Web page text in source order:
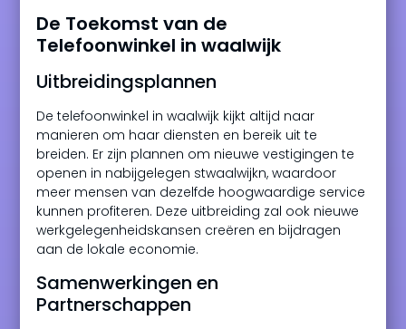
De Toekomst van de
Telefoonwinkel in waalwijk
Uitbreidingsplannen
De telefoonwinkel in waalwijk kijkt altijd naar
manieren om haar diensten en bereik uit te
breiden. Er zijn plannen om nieuwe vestigingen te
openen in nabijgelegen stwaalwijkn, waardoor
meer mensen van dezelfde hoogwaardige service
kunnen profiteren. Deze uitbreiding zal ook nieuwe
werkgelegenheidskansen creëren en bijdragen
aan de lokale economie.
Samenwerkingen en
Partnerschappen